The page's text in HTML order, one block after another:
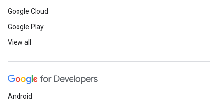
Google Cloud
Google Play
View all
Android